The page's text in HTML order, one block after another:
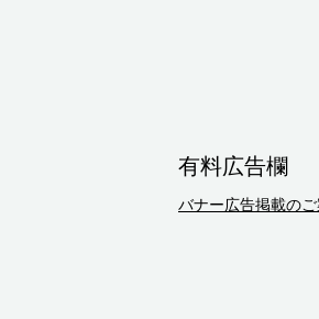
有料広告欄
バナー広告掲載の